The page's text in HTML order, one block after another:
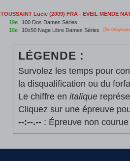
TOUSSAINT Lucie (2009) FRA - EVEIL MENDE
19e
100 Dos Dames Séries
18e
10x50 Nage Libre Dames Séries [5e
LÉGENDE :
Survolez les temps pour
la disqualification ou du
Le chiffre en italique
Cliquez sur une épreuve
--:--.--: Épreuve non